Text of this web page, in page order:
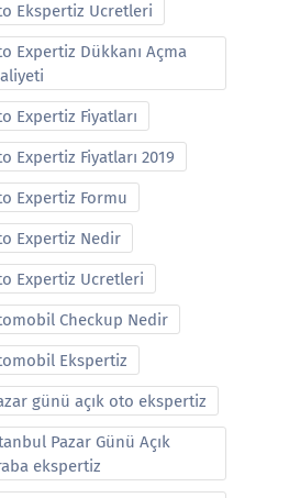
Ekspertiz Ucretleri
Expertiz Dükkanı Açma
Expertiz Fiyatları
Expertiz Fiyatları 2019
Expertiz Formu
Expertiz Nedir
Expertiz Ucretleri
Checkup Nedir
Ekspertiz
günü açık oto ekspertiz
Pazar Günü Açık
ekspertiz